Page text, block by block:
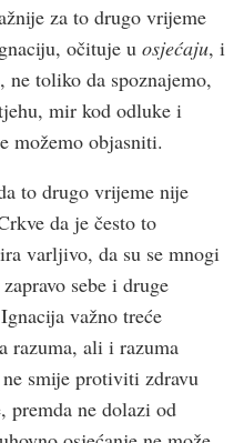
za to drugo vrijeme
očituje u osjećaju, i
ne toliko da spoznajemo,
mir kod odluke i
možemo objasniti.
to drugo vrijeme nije
da je često to
varljivo, da su se mnogi
sebe i druge
važno treće
razuma, ali i razuma
smije protiviti zdravu
premda ne dolazi od